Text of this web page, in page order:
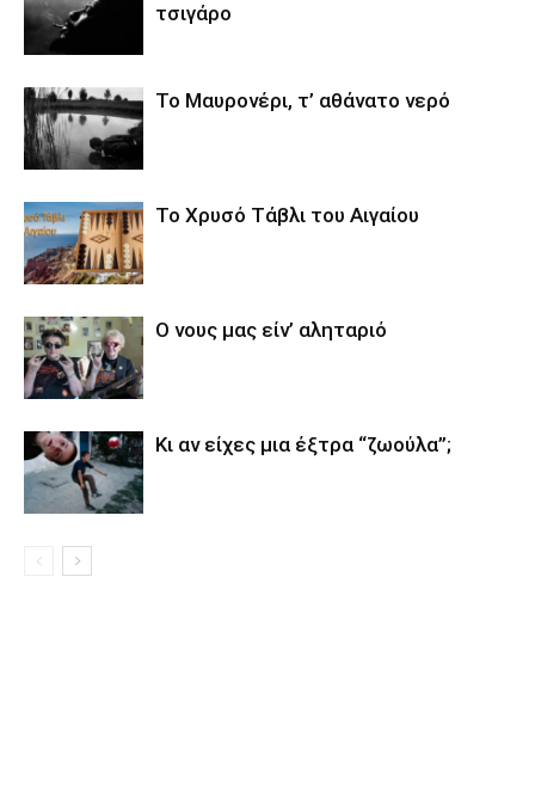
τσιγάρο
Το Μαυρονέρι, τ’ αθάνατο νερό
Το Χρυσό Τάβλι του Αιγαίου
O νους μας είν’ αληταριό
Κι αν είχες μια έξτρα “ζωούλα”;